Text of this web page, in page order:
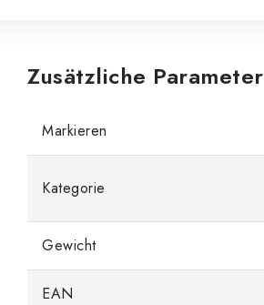
Zusätzliche Parameter
Markieren
Kategorie
Gewicht
EAN